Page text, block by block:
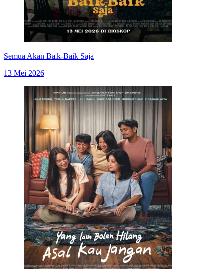
Semua Akan Baik-Baik Saja
13 Mei 2026